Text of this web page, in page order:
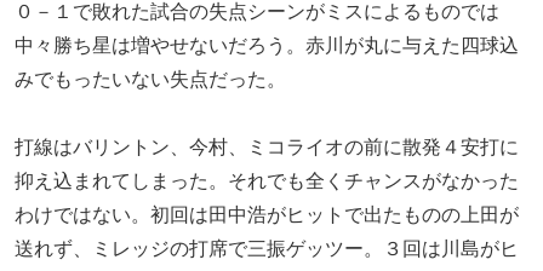
０－１で敗れた試合の失点シーンがミスによるものでは
中々勝ち星は増やせないだろう。赤川が丸に与えた四球込
みでもったいない失点だった。
打線はバリントン、今村、ミコライオの前に散発４安打に
抑え込まれてしまった。それでも全くチャンスがなかった
わけではない。初回は田中浩がヒットで出たものの上田が
送れず、ミレッジの打席で三振ゲッツー。３回は川島がヒ